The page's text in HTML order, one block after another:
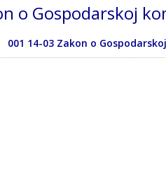
o Gospodarskoj
001 14-03 Zakon o